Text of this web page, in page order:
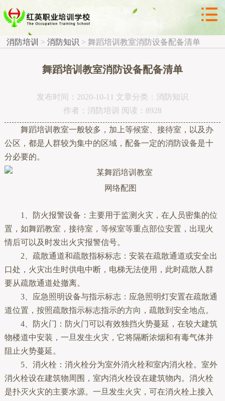

 消防知识 
消防培训 > 消防知识 > 舞蹈培训教室消防设备配备清单
舞蹈培训教室消防设备配备清单
发布时间：2020-10-11 文章分类：消防知识
作者：消防培训 阅读：8928
舞蹈培训教室一般较多，加上等候室、接待室，以及办
公区，都是人群较为集中的区域，配备一定的消防设备是十
分必要的。
网络配图
1、防火报警设备：主要用于监测火灾，在人员密集的位
置，如舞蹈教室，接待室，等候室等重点部位安置，出现火
情后可以及时发出火灾报警信号。
2、疏散通道和疏散指标标志：安装在疏散通道或安全出
口处，火灾出生时供电中断，电梯无法使用，此时疏散人群
要从疏散通道处撤离。
3、应急照明设备与指示标志：应急照明灯安置在疏散通
道位置，按照疏散指示标志指示的方向，疏散到安全地点。
4、防火门：防火门可以有效独挡火势蔓延，在较大建筑
物楼道中安装，一旦发生火灾，它将隔断浓烟和有毒气体并
阻止火势蔓延。
5、消火栓：消火栓分为室外消火栓和室内消火栓。室外
消火栓设在建筑物周围，室内消火栓设在建筑物内。消火栓
是扑灭火灾的主要水源。一旦发生火灾，可在消火栓上接入